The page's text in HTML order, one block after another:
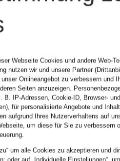
MADDEN
Schuhe
Webseite Cookies und andere Web-
nutzen wir und unsere Partner
Onlineangebot zu verbessern und
Seiten anzuzeigen.
B. IP-Adressen, Cookie-ID, Browser-
für personalisierte Angebote und
aufgrund Ihres Nutzerverhaltens auf
um diese für Sie zu verbessern
um alle Cookies zu akzeptieren und
oder auf „Individuelle Einstellungen“,